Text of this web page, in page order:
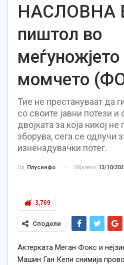
НАСЛОВНА
пиштол во
меѓуножјето
момчето
Тие не престануваат да
со своите јавни потези
двојката за која никој
зборува, сега се одлучи
изненадувачки потег.
Од Плусинфо Објавено 13/10/
3,769
Сподели
Актерката Меган Фокс и
Машин Ган Кели снимија